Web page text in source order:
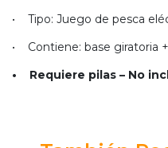
• Tipo: Juego de pesca
• Contiene: base giratoria
• Requiere pilas – No